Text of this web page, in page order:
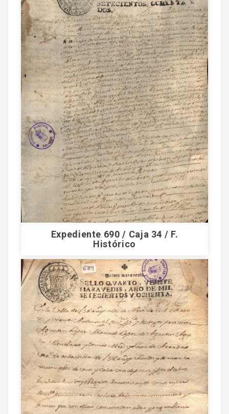
Expediente 690 / Caja 34 / F.
Histórico